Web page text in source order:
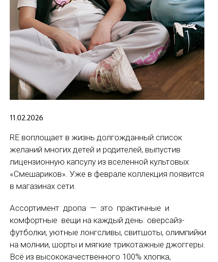
11.02.2026
RE воплощает в жизнь долгожданный список
желаний многих детей и родителей, выпустив
лицензионную капсулу из вселенной культовых
«Смешариков». Уже в феврале коллекция появится
в магазинах сети.
Ассортимент дропа — это практичные и
комфортные вещи на каждый день: оверсайз-
футболки, уютные лонгсливы, свитшоты, олимпийки
на молнии, шорты и мягкие трикотажные джоггеры.
Всё из высококачественного 100% хлопка,